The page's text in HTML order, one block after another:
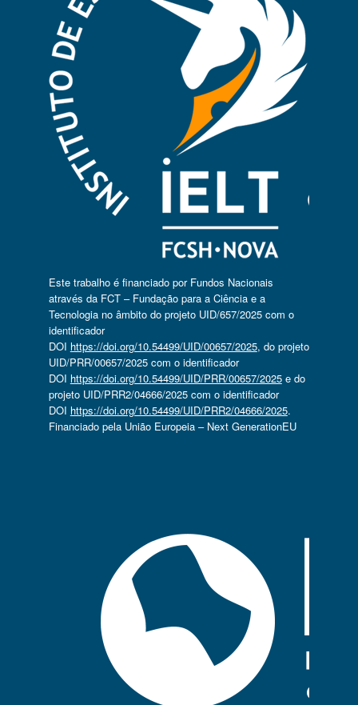
Este trabalho é financiado por Fundos Nacionais
através da FCT – Fundação para a Ciência e a
Tecnologia no âmbito do projeto UID/657/2025 com o
identificador
DOI https://doi.org/10.54499/UID/00657/2025, do projeto
UID/PRR/00657/2025 com o identificador
DOI https://doi.org/10.54499/UID/PRR/00657/2025e do
projeto UID/PRR2/04666/2025 com o identificador
DOI https://doi.org/10.54499/UID/PRR2/04666/2025.
Financiado pela União Europeia – Next GenerationEU